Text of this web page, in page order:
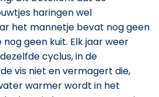
haringen wel
het mannetje bevat nog geen
geen kuit. Elk jaar weer
cyclus, in de
vis niet en vermagert die,
warmer wordt in het